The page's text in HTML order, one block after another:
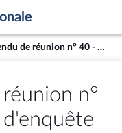
Compte rendu de réunion n° 40 - Commission d'enquête concernant l'organisation des élections en France
n°